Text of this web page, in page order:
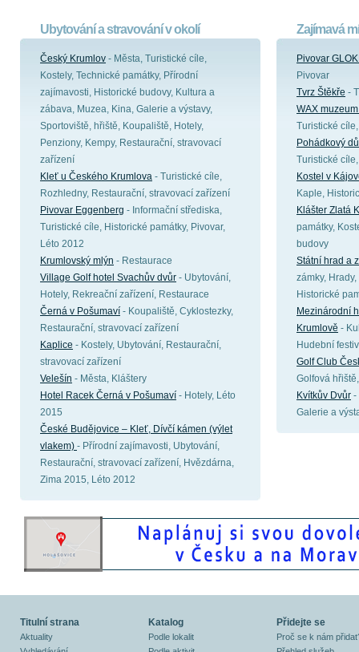
Ubytování a stravování v okolí
Český Krumlov - Města, Turistické cíle,
Kostely, Technické památky, Přírodní
zajímavosti, Historické budovy, Kultura a
zábava, Muzea, Kina, Galerie a výstavy,
Sportoviště, hřiště, Koupaliště, Hotely,
Penziony, Kempy, Restaurační, stravovací
zařízení
Kleť u Českého Krumlova - Turistické cíle,
Rozhledny, Restaurační, stravovací zařízení
Pivovar Eggenberg - Informační střediska,
Turistické cíle, Historické památky, Pivovar,
Léto 2012
Krumlovský mlýn - Restaurace
Village Golf hotel Svachův dvůr - Ubytování,
Hotely, Rekreační zařízení, Restaurace
Černá v Pošumaví - Koupaliště, Cyklostezky,
Restaurační, stravovací zařízení
Kaplice - Kostely, Ubytování, Restaurační,
stravovací zařízení
Velešín - Města, Kláštery
Hotel Racek Černá v Pošumaví - Hotely, Léto
2015
České Budějovice – Kleť, Dívčí kámen (výlet
vlakem) - Přírodní zajímavosti, Ubytování,
Restaurační, stravovací zařízení, Hvězdárna,
Zima 2015, Léto 2012
Zajímavá
Pivovar
Pivovar
Tvrz Štěkře -
WAX
Turistické
Pohádkový
Turistické
Kostel v
Kaple,
Klášter Zlatá
památky,
budovy
Státní hrad a
zámky,
Historické
Mezinárodní
Krumlově -
Hudební
Golf Club
Golfová
Kvítkův Dvůr -
Galerie a
Titulní strana
Aktuality
Katalog
Podle lokalit
Přidejte se
Proč se k nám